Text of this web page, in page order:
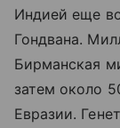
Индией еще
Гондвана.
Бирманская
затем около
Евразии.